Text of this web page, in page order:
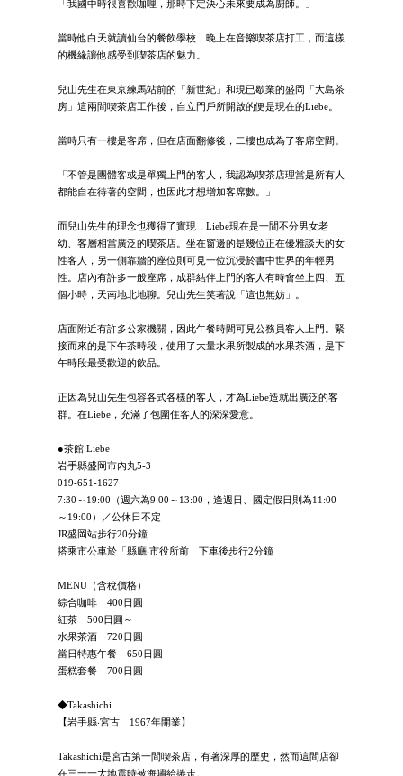
「我國中時很喜歡咖哩，那時下定決心未來要成為廚師。」
當時他白天就讀仙台的餐飲學校，晚上在音樂喫茶店打工，而這樣
的機緣讓他感受到喫茶店的魅力。
兒山先生在東京練馬站前的「新世紀」和現已歇業的盛岡「大島茶
房」這兩間喫茶店工作後，自立門戶所開啟的便是現在的Liebe。
當時只有一樓是客席，但在店面翻修後，二樓也成為了客席空間。
「不管是團體客或是單獨上門的客人，我認為喫茶店理當是所有人
都能自在待著的空間，也因此才想增加客席數。」
而兒山先生的理念也獲得了實現，Liebe現在是一間不分男女老
幼、客層相當廣泛的喫茶店。坐在窗邊的是幾位正在優雅談天的女
性客人，另一側靠牆的座位則可見一位沉浸於書中世界的年輕男
性。店內有許多一般座席，成群結伴上門的客人有時會坐上四、五
個小時，天南地北地聊。兒山先生笑著說「這也無妨」。
店面附近有許多公家機關，因此午餐時間可見公務員客人上門。緊
接而來的是下午茶時段，使用了大量水果所製成的水果茶酒，是下
午時段最受歡迎的飲品。
正因為兒山先生包容各式各樣的客人，才為Liebe造就出廣泛的客
群。在Liebe，充滿了包圍住客人的深深愛意。
●茶館 Liebe
岩手縣盛岡市內丸5-3
019-651-1627
7:30～19:00（週六為9:00～13:00，逢週日、國定假日則為11:00
～19:00）／公休日不定
JR盛岡站步行20分鐘
搭乘市公車於「縣廳‧市役所前」下車後步行2分鐘
MENU（含稅價格）
綜合咖啡 400日圓
紅茶 500日圓～
水果茶酒 720日圓
當日特惠午餐 650日圓
蛋糕套餐 700日圓
◆Takashichi
【岩手縣‧宮古 1967年開業】
Takashichi是宮古第一間喫茶店，有著深厚的歷史，然而這間店卻
在三一一大地震時被海嘯給捲走。